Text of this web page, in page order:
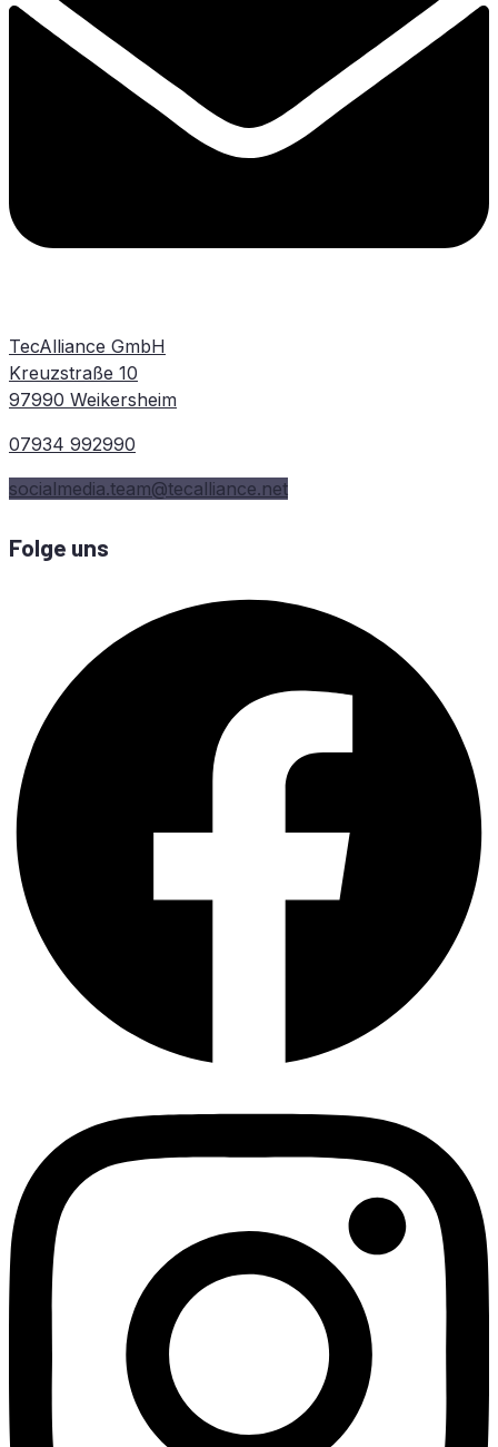
TecAlliance GmbH
Kreuzstraße 10
97990 Weikersheim
07934 992990
socialmedia.team@tecalliance.net
Folge uns